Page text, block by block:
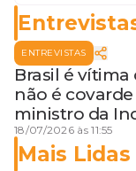
ENTREVISTAS
Brasil é
não é
ministro da
18/07/2026 às 11:55
Mais Lidas